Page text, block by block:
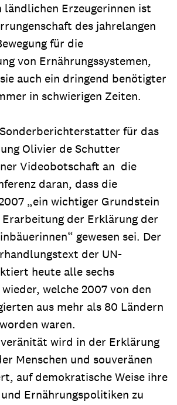
ländlichen Erzeugerinnen ist
des jahrelangen
für die
von Ernährungssystemen,
auch ein dringend benötigter
in schwierigen Zeiten.
für das
Olivier de Schutter
Videobotschaft an die
daran, dass die
„ein wichtiger Grundstein
Erarbeitung der Erklärung der
gewesen sei. Der
der UN-
heute alle sechs
welche 2007 von den
aus mehr als 80 Ländern
waren.
wird in der Erklärung
Menschen und souveränen
auf demokratische Weise ihre
Ernährungspolitiken zu